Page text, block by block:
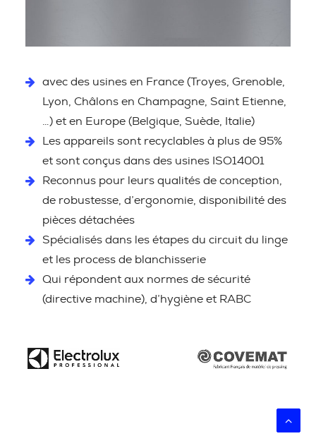
avec des usines en France (Troyes, Grenoble,
Lyon, Châlons en Champagne, Saint Etienne,
…) et en Europe (Belgique, Suède, Italie)
Les appareils sont recyclables à plus de 95%
et sont conçus dans des usines ISO14001
Reconnus pour leurs qualités de conception,
de robustesse, d’ergonomie, disponibilité des
pièces détachées
Spécialisés dans les étapes du circuit du linge
et les process de blanchisserie
Qui répondent aux normes de sécurité
(directive machine), d’hygiène et RABC